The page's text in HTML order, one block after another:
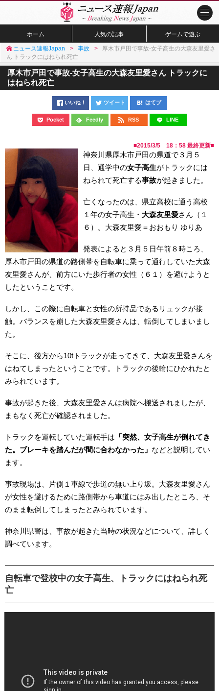
ホーム 人気の記事 ゲームで遊ぶ
ニュース速報Japan 事故
厚木市戸田で事故-女子高生の大森友里愛さ
ん トラックにはねられ死亡
厚木市戸田で事故-女子高生の大森友里愛さん トラックに
はねられ死亡
いいね！ ツイート はてブ
Pocket Feedly RSS LINE
■2015/3/5 18：58 最終更新■
神奈川県厚木市戸田の県道で３月５
日、通学中の女子高生がトラックには
ねられて死亡する事故が起きました。
亡くなったのは、県立高校に通う高校
１年の女子高生・ 大森友里愛さん（１
６）。大森友里愛＝おおもり ゆりあ
発表によると３月５日午前８時ころ、
厚木市戸田の県道の路側帯を自転車に乗って通行していた大森
友里愛さんが、前方にいた歩行者の女性（６１）を避けようと
したということです。
しかし、この際に自転車と女性の所持品であるリュックが接
触。バランスを崩した大森友里愛さんは、転倒してしまいまし
た。
そこに、後方から10tトラックが走ってきて、大森友里愛さんを
はねてしまったということです。トラックの後輪にひかれたと
みられています。
事故が起きた後、大森友里愛さんは病院へ搬送されましたが、
まもなく死亡が確認されました。
トラックを運転していた運転手は 「突然、女子高生が倒れてき
た。ブレーキを踏んだが間に合わなかった」 などと説明してい
ます。
事故現場は、片側１車線で歩道の無い上り坂。大森友里愛さん
が女性を避けるために路側帯から車道にはみ出したところ、そ
のまま転倒してしまったとみられています。
神奈川県警は、事故が起きた当時の状況などについて、詳しく
調べています。
自転車で登校中の女子高生、トラックにはねられ死
亡